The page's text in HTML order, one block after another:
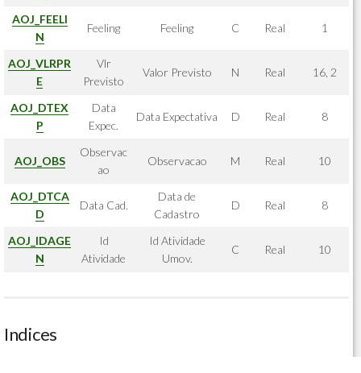
AOJ_FEELI
N
Feeling Feeling C Real 1
AOJ_VLRPR
E
Vlr
Previsto
Valor Previsto N Real 16, 2
AOJ_DTEX
P
Data
Expec.
Data Expectativa D Real 8
AOJ_OBS
Observac
ao
Observacao M Real 10
AOJ_DTCA
D
Data Cad.
Data de
Cadastro
D Real 8
AOJ_IDAGE
N
Id
Atividade
Id Atividade
Umov.
C Real 10
Indices